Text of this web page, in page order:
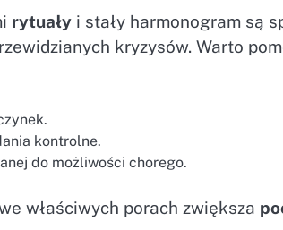
rytuały i stały harmonogram są
kryzysów. Warto
kontrolne.
do możliwości chorego.
właściwych porach zwiększa